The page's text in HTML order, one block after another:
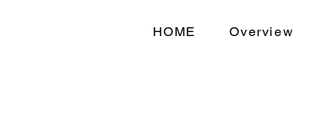
HOME Overview